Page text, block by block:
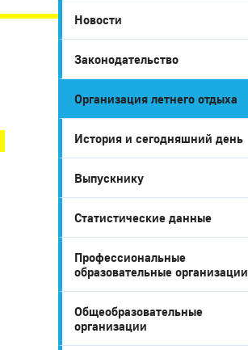
Город Глазов
Новости
Законодательство
Организация летнего отдыха
История и сегодняшний день
Выпускнику
Статистические данные
Профессиональные
образовательные организации
​Общеобразовательные
организации